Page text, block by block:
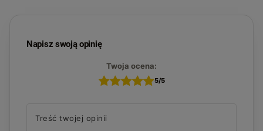
Napisz swoją opinię
Twoja ocena:
5/5
Treść twojej opinii